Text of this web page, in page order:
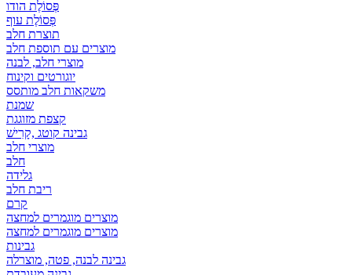
פְּסוֹלֶת הודו
פְּסוֹלֶת עוף
תוצרת חלב
מוצרים עם תוספת חלב
מוצרי חלב, לבנה
יוגורטים וקינוח
משקאות חלב מותסס
שמנת
קצפת מזוגגת
גבינה קוטג ,קָרִישׁ
מוצרי חלב
חלב
גלידה
ריבת חלב
קרם
מוצרים מוגמרים למחצה
מוצרים מוגמרים למחצה
גבינות
גבינה לבנה, פטה, מוצרלה